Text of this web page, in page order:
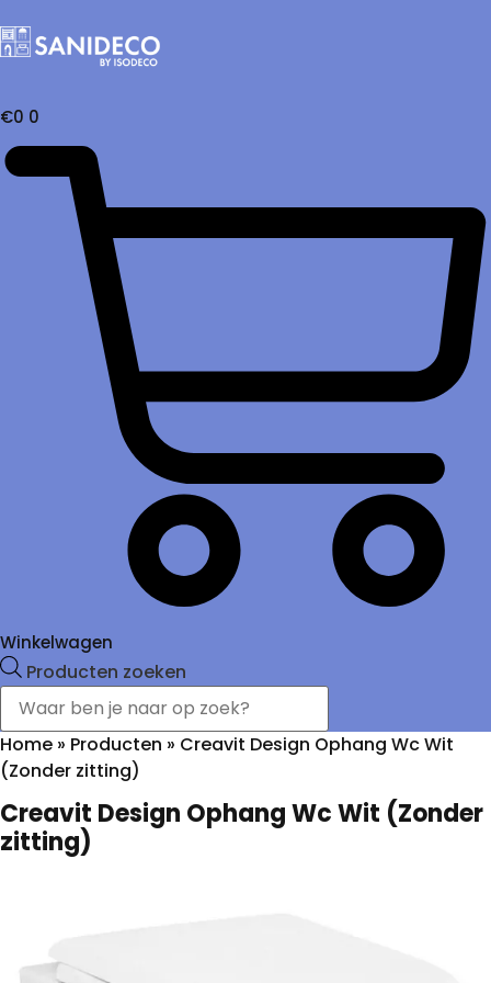
€0 0
Winkelwagen
Producten zoeken
Home » Producten » Creavit Design Ophang Wc Wit
(Zonder zitting)
Creavit Design Ophang Wc Wit (Zonder
zitting)